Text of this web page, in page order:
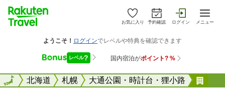
お気に入り 予約確認 ログイン メニュー
全国北海道 札幌 大通公園・時計台・狸小路
全国